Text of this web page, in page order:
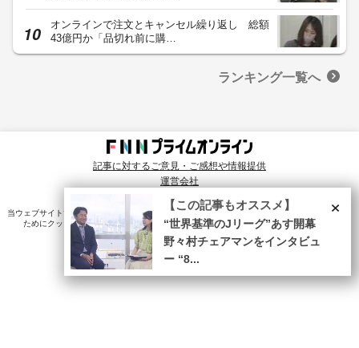
オンラインで注文とキャンセル繰り返し 総額
43億円か「品切れ前に購…
ランキング一覧へ
記事に対するご意見・ご感想や情報提供
運営会社
© Fuji News Network, Inc. All rights reserved.
当ウェブサイトでは、ユーザのニーズ・興味・関⼼に合致したコンテンツや広告配信を提供する
ためにクッキーを使⽤しています。詳細は、プライバシーポリシーをご確認ください。
×
【この記事もオススメ】
“世界基準のJリーグ”あす開幕
野々村チェアマンをインタビュ
ー “8...